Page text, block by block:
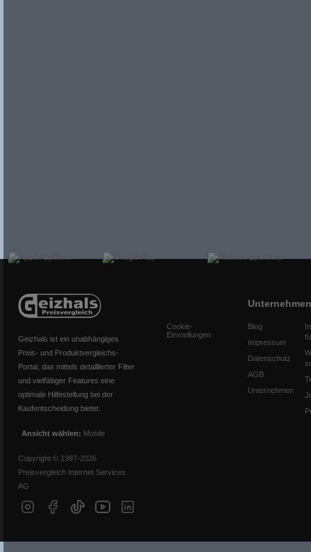
Geizhals ist ein unabhängiges
Preis- und Produktvergleichs-
Portal, das mittels detaillierter Filter
und vielfältiger Features eine
optimale Hilfestellung bei der
Kaufentscheidung bietet.
Ansicht wählen: Mobile
Copyright © 1997-2026
Preisvergleich Internet Services
AG
Cookie-
Einstellungen
Unternehmen
Blog
Impressum
Datenschutz
AGB
Unternehmen